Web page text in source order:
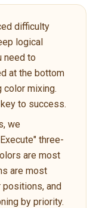
difficulty
logical
need to
at the bottom
mixing.
to success.
we
three-
are most
are most
and
by priority.